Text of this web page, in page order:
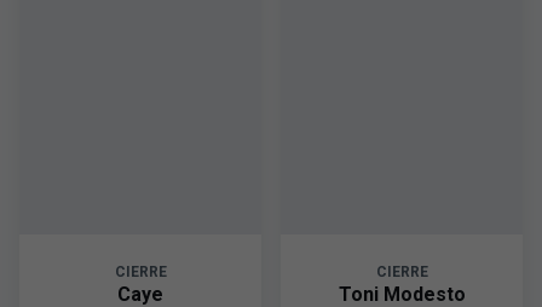
CIERRE
Caye
CIERRE
Toni Modesto